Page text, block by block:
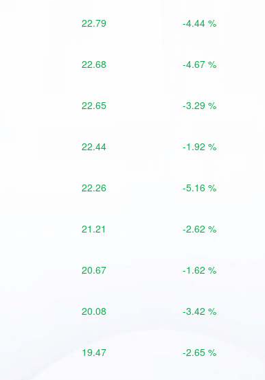
22.79 -4.44 %
22.68 -4.67 %
22.65 -3.29 %
22.44 -1.92 %
22.26 -5.16 %
21.21 -2.62 %
20.67 -1.62 %
20.08 -3.42 %
19.47 -2.65 %